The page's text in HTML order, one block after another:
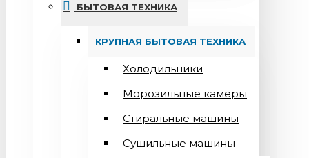
БЫТОВАЯ ТЕХНИКА
КРУПНАЯ БЫТОВАЯ ТЕХНИКА
Холодильники
Морозильные камеры
Стиральные машины
Сушильные машины